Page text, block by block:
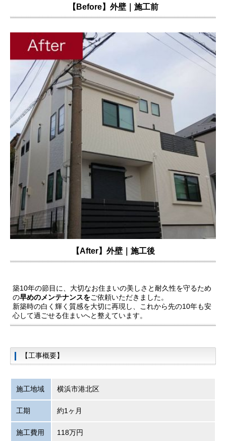
【Before】外壁｜施工前
【After】外壁｜施工後
築10年の節目に、大切なお住まいの美しさと耐久性を守るため
の早めのメンテナンスをご依頼いただきました。
新築時の白く輝く質感を大切に再現し、これから先の10年も安
心して過ごせる住まいへと整えています。
【工事概要】
施工地域 横浜市港北区
工期 約1ヶ月
施工費用 118万円